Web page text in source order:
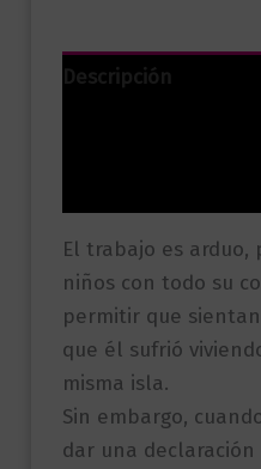
Descripción
El trabajo es arduo,
niños con todo su
permitir que
que él sufrió
misma isla.
Sin embargo,
dar una